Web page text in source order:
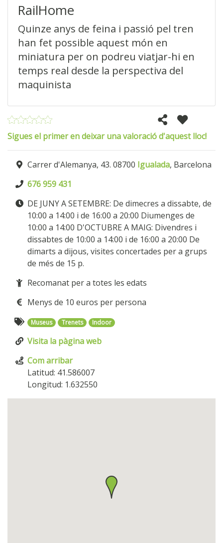
RailHome
Quinze anys de feina i passió pel tren
han fet possible aquest món en
miniatura per on podreu viatjar-hi en
temps real desde la perspectiva del
maquinista
Sigues el primer en deixar una valoració d'aquest lloc!
Carrer d'Alemanya, 43. 08700 Igualada, Barcelona
676 959 431
DE JUNY A SETEMBRE: De dimecres a dissabte, de
10:00 a 14:00 i de 16:00 a 20:00 Diumenges de
10:00 a 14:00 D'OCTUBRE A MAIG: Divendres i
dissabtes de 10:00 a 14:00 i de 16:00 a 20:00 De
dimarts a dijous, visites concertades per a grups
de més de 15 p.
Recomanat per a totes les edats
Menys de 10 euros per persona
Museus Trenets Indoor
Visita la pàgina web
Com arribar
Latitud: 41.586007
Longitud: 1.632550